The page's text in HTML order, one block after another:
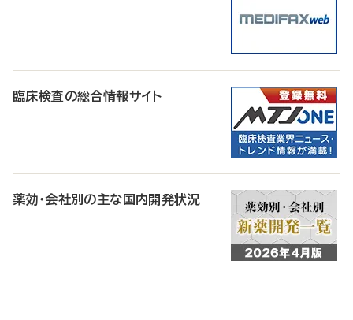
臨床検査の総合情報サイト
薬効・会社別の主な国内開発状況